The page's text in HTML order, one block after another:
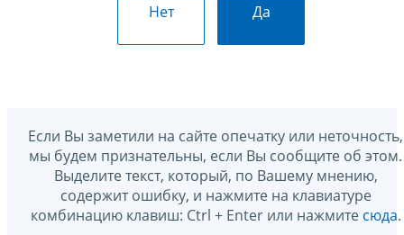
Нет Да
Если Вы заметили на сайте опечатку или неточность,
мы будем признательны, если Вы сообщите об этом.
Выделите текст, который, по Вашему мнению,
содержит ошибку, и нажмите на клавиатуре
комбинацию клавиш: Ctrl + Enter или нажмите сюда.